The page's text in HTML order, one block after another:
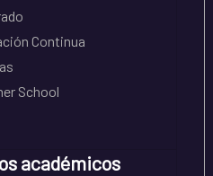
Continua
School
académicos